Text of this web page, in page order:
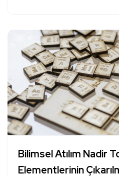
Bilimsel Atılım Nadir
Elementlerinin